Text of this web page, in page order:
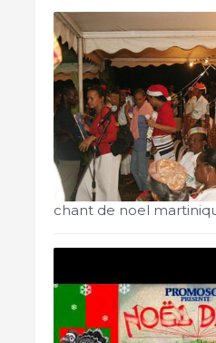
chant de noel